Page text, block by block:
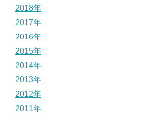
2018年
2017年
2016年
2015年
2014年
2013年
2012年
2011年